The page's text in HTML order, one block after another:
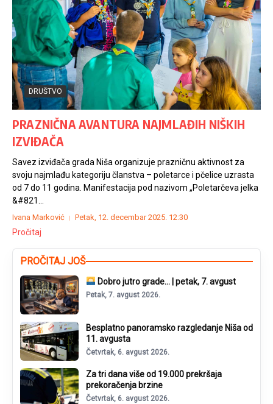
DRUŠTVO
PRAZNIČNA AVANTURA NAJMLAĐIH NIŠKIH
IZVIĐAČA
Savez izviđača grada Niša organizuje prazničnu aktivnost za
svoju najmlađu kategoriju članstva – poletarce i pčelice uzrasta
od 7 do 11 godina. Manifestacija pod nazivom „Poletarčeva jelka
&#821...
Ivana Marković Petak, 12. decembar 2025. 12:30
Pročitaj
PROČITAJ JOŠ
Dobro jutro grade… | petak, 7. avgust
Petak, 7. avgust 2026.
Besplatno panoramsko razgledanje Niša od
11. avgusta
Četvrtak, 6. avgust 2026.
Za tri dana više od 19.000 prekršaja
prekoračenja brzine
Četvrtak, 6. avgust 2026.